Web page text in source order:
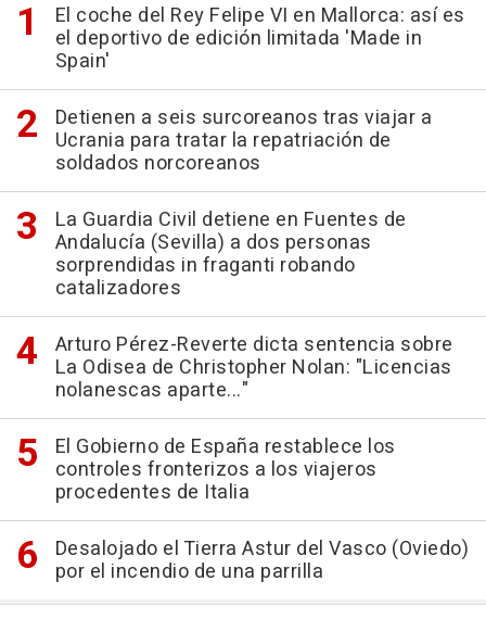
El coche del Rey Felipe VI en Mallorca: así es
el deportivo de edición limitada 'Made in
Spain'
Detienen a seis surcoreanos tras viajar a
Ucrania para tratar la repatriación de
soldados norcoreanos
La Guardia Civil detiene en Fuentes de
Andalucía (Sevilla) a dos personas
sorprendidas in fraganti robando
catalizadores
Arturo Pérez-Reverte dicta sentencia sobre
La Odisea de Christopher Nolan: "Licencias
nolanescas aparte..."
El Gobierno de España restablece los
controles fronterizos a los viajeros
procedentes de Italia
Desalojado el Tierra Astur del Vasco (Oviedo)
por el incendio de una parrilla